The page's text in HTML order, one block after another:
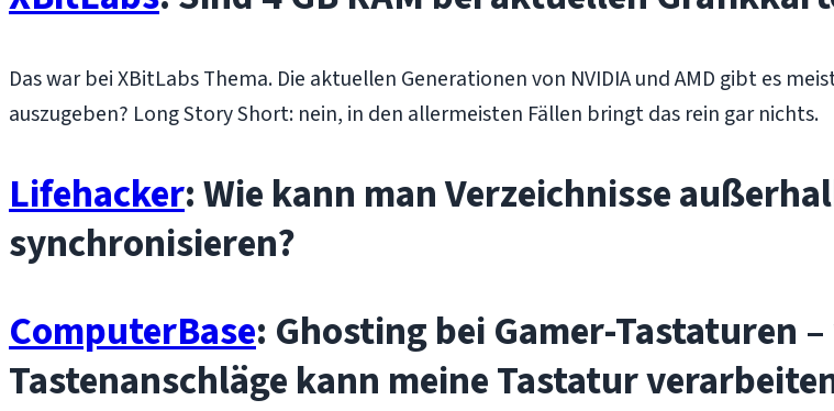
Das war bei XBitLabs Thema. Die aktuellen Generationen von NVIDIA und AMD gibt es
auszugeben? Long Story Short: nein, in den allermeisten Fällen bringt das rein gar nichts.
Lifehacker: Wie kann man Verzeichnisse
synchronisieren?
ComputerBase: Ghosting bei Gamer-Tastaturen
Tastenanschläge kann meine Tastatur